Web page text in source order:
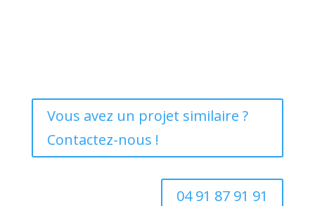
Vous avez un projet similaire ?
Contactez-nous !
04 91 87 91 91